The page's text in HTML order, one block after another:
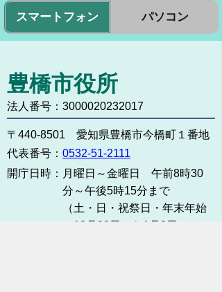
スマートフォン パソコン
豊橋市役所
法人番号：3000020232017
〒440-8501 愛知県豊橋市今橋町１番地
代表番号： 0532-51-2111
開庁日時： 月曜日～金曜日 午前8時30
分～午後5時15分まで
（土・日・祝祭日・年末年始
＜12月29日から1月3日＞は